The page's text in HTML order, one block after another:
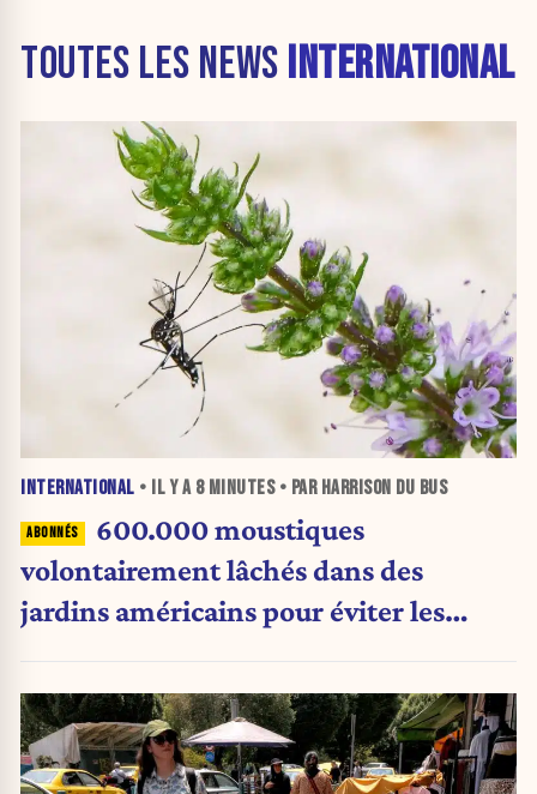
TOUTES LES NEWS INTERNATIONAL
INTERNATIONAL • IL Y A 8 MINUTES• PAR HARRISON DU BUS
600.000 moustiques
volontairement lâchés dans des
jardins américains pour éviter les